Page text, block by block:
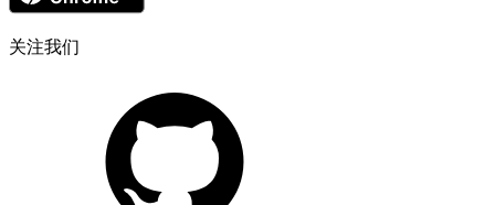
关注我们